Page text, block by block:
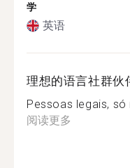
学
英语
理想的语言社群伙
Pessoas legais,
阅读更多